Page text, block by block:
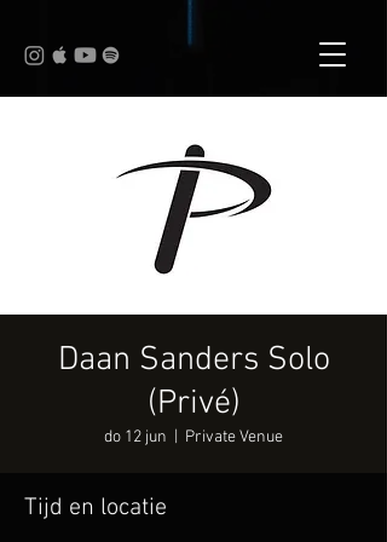
Daan Sanders Solo
(Privé)
do 12 jun Private Venue
Tijd en locatie